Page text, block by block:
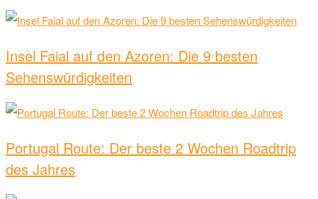
Insel Faial auf den Azoren: Die 9 besten
Sehenswürdigkeiten
Portugal Route: Der beste 2 Wochen Roadtrip
des Jahres